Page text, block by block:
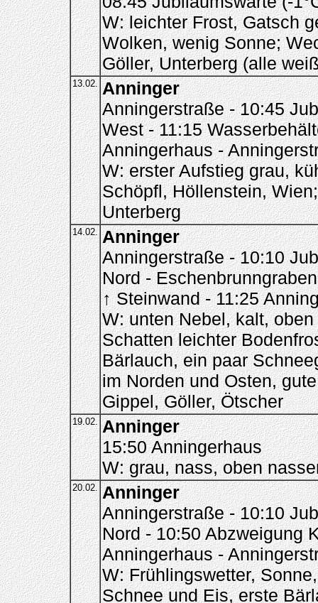
W: leichter Frost, Gatsch
Wolken, wenig Sonne;
Göller, Unterberg (alle
13.02. Anninger
Anningerstraße - 10:45
West - 11:15
Anningerhaus -
W: erster Aufstieg grau,
Schöpfl, Höllenstein,
Unterberg
14.02. Anninger
Anningerstraße - 10:10
Nord -
↑ Steinwand - 11:25
W: unten Nebel, kalt,
Schatten leichter
Bärlauch, ein paar
im Norden und Osten,
Gippel, Göller, Ötscher
19.02. Anninger
15:50 Anningerhaus
W: grau, nass, oben
20.02. Anninger
Anningerstraße - 10:10
Nord - 10:50 Abzweigung
Anningerhaus -
W: Frühlingswetter,
Schnee und Eis, erste